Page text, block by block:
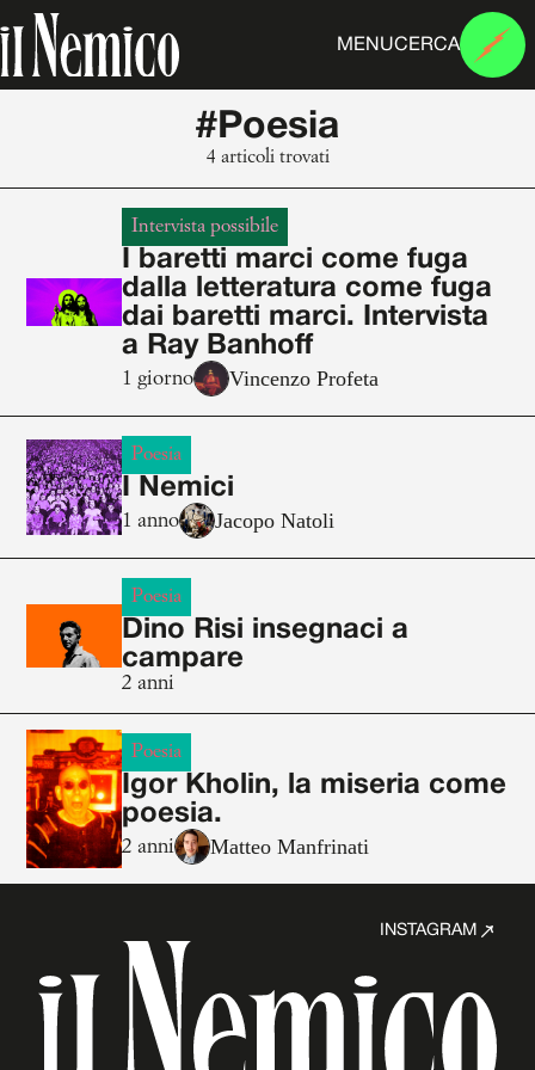
MENUCERCA
#Poesia
4 articoli trovati
Intervista possibile
I baretti marci come fuga
dalla letteratura come fuga
dai baretti marci. Intervista
a Ray Banhoff
1 giorno Vincenzo Profeta
Poesia
I Nemici
1 anno Jacopo Natoli
Poesia
Dino Risi insegnaci a
campare
2 anni
Poesia
Igor Kholin, la miseria come
poesia.
2 anni Matteo Manfrinati
INSTAGRAM